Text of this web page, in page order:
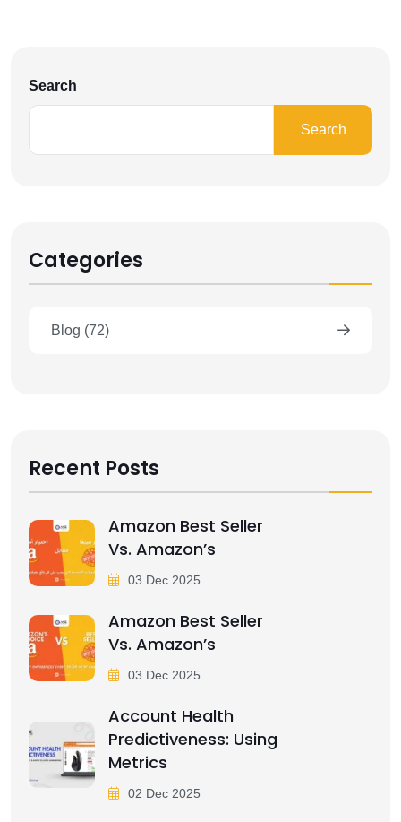
Search
Search
Categories
Blog (72)
Recent Posts
Amazon Best Seller
Vs. Amazon’s
03 Dec 2025
Amazon Best Seller
Vs. Amazon’s
03 Dec 2025
Account Health
Predictiveness: Using
Metrics
02 Dec 2025